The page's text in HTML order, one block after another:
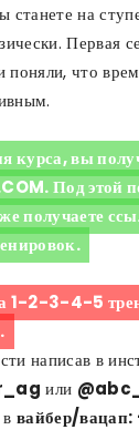
станете на
Первая
что
курса, вы
Под этой
получаете
1-2-3-4-5
написав в
или
ввайбер/